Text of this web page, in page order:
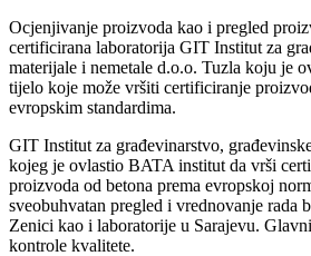
Ocjenjivanje proizvoda kao i pregled
certificirana laboratorija GIT Institut za
materijale i nemetale d.o.o. Tuzla koju je
tijelo koje može vršiti certificiranje
evropskim standardima.
GIT Institut za građevinarstvo,
kojeg je ovlastio BATA institut da vrši
proizvoda od betona prema evropskoj
sveobuhvatan pregled i vrednovanje rada
Zenici kao i laboratorije u Sarajevu.
kontrole kvalitete.